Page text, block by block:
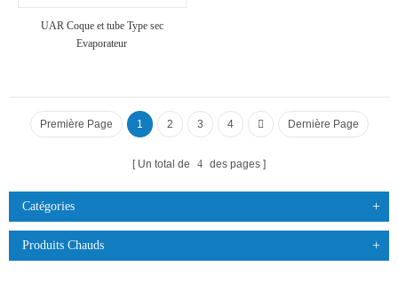
UAR Coque et tube Type sec
Evaporateur
Première Page 1 2 3 4 Dernière Page
Un total de 4 des pages
Catégories
Produits Chauds